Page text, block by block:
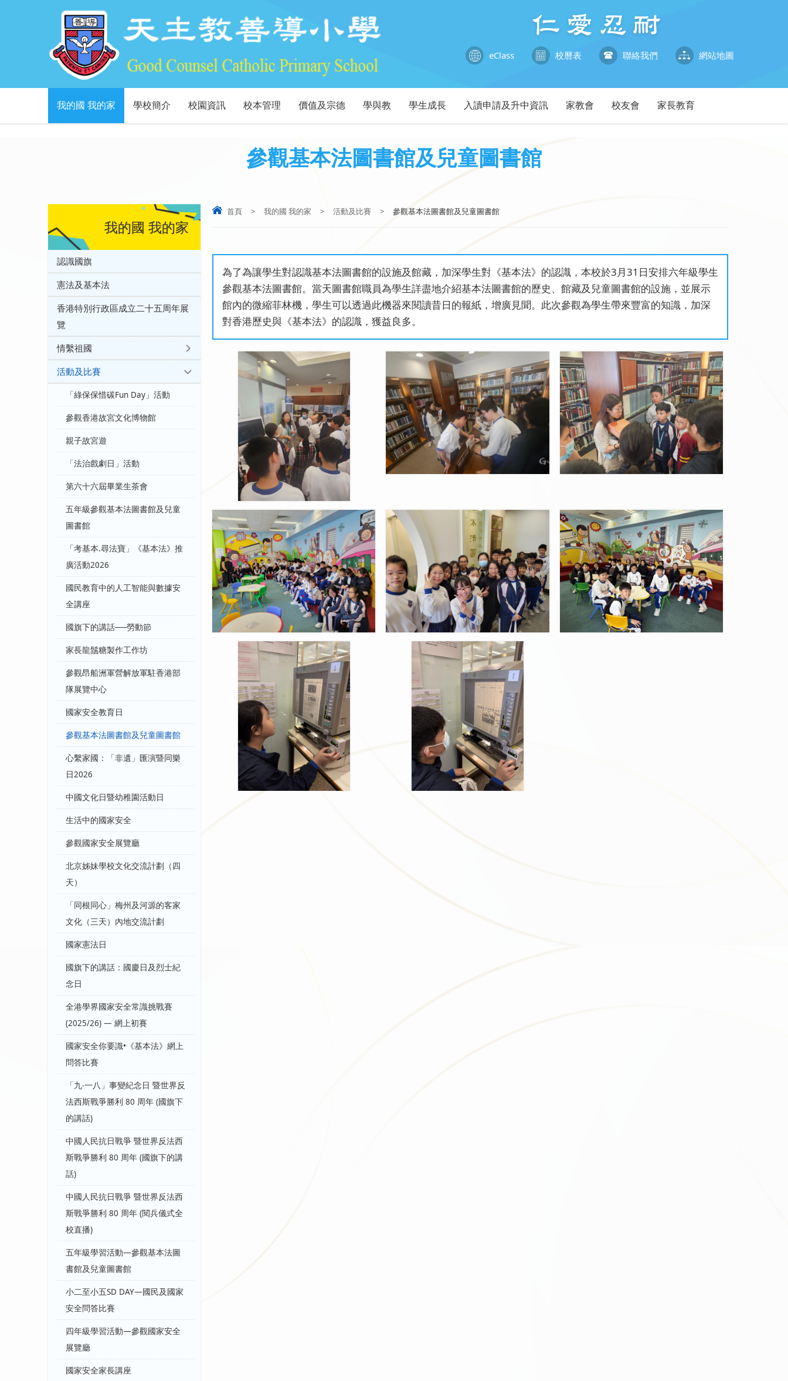
eClass 校曆表 聯絡我們 網站地圖
我的國 我的家 學校簡介 校園資訊 校本管理 價值及宗德 學與教 學生成長 入讀申請及升中資訊 家教會 校友會 家長教育
參觀基本法圖書館及兒童圖書館
首頁 > 我的國 我的家 > 活動及比賽 > 參觀基本法圖書館及兒童圖書館
為了為讓學生對認識基本法圖書館的設施及館藏，加深學生對《基本法》的認識，本校於3月31日安排六年級學生
參觀基本法圖書館。當天圖書館職員為學生詳盡地介紹基本法圖書館的歷史、館藏及兒童圖書館的設施，並展示
館內的微縮菲林機，學生可以透過此機器來閱讀昔日的報紙，增廣見聞。此次參觀為學生帶來豐富的知識，加深
對香港歷史與《基本法》的認識，獲益良多。
我的國 我的家
認識國旗
憲法及基本法
香港特別行政區成立二十五周年展
覽
情繫祖國
活動及比賽
「綠保保惜碳Fun Day」活動
參觀香港故宮文化博物館
親子故宮遊
「法治戲劇日」活動
第六十六屆畢業生茶會
五年級參觀基本法圖書館及兒童
圖書館
「考基本.尋法寶」《基本法》推
廣活動2026
國民教育中的人工智能與數據安
全講座
國旗下的講話──勞動節
家長龍鬚糖製作工作坊
參觀昂船洲軍營解放軍駐香港部
隊展覽中心
國家安全教育日
參觀基本法圖書館及兒童圖書館
心繫家國：「非遺」匯演暨同樂
日2026
中國文化日暨幼稚園活動日
生活中的國家安全
參觀國家安全展覽廳
北京姊妹學校文化交流計劃（四
天）
「同根同心」梅州及河源的客家
文化（三天）內地交流計劃
國家憲法日
國旗下的講話：國慶日及烈士紀
念日
全港學界國家安全常識挑戰賽
(2025/26) — 網上初賽
國家安全你要識•《基本法》網上
問答比賽
「九‧一八」事變紀念日 暨世界反
法西斯戰爭勝利 80 周年 (國旗下
的講話)
中國人民抗日戰爭 暨世界反法西
斯戰爭勝利 80 周年 (國旗下的講
話)
中國人民抗日戰爭 暨世界反法西
斯戰爭勝利 80 周年 (閱兵儀式全
校直播)
五年級學習活動—參觀基本法圖
書館及兒童圖書館
小二至小五SD DAY—國民及國家
安全問答比賽
四年級學習活動—參觀國家安全
展覽廳
國家安全家長講座